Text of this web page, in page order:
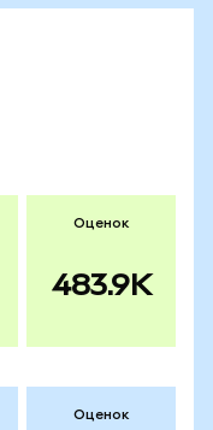
Оценок
483.9K
Оценок